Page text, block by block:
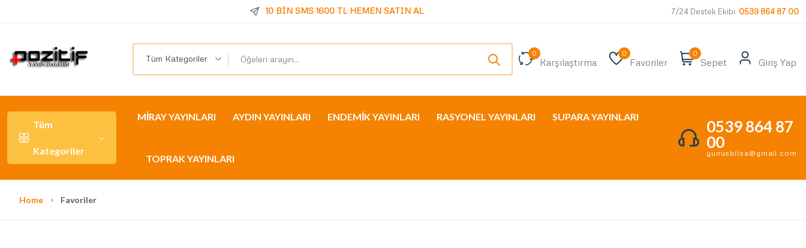
10 BİN SMS 1600 TL HEMEN SATIN AL 7/24 Destek Ekibi 0539 864 87 00
Tüm Kategoriler
0
Karşılaştırma
0
Favoriler
0
Sepet Giriş Yap
Tüm
Kategoriler
MİRAY YAYINLARI AYDIN YAYINLARI ENDEMİK YAYINLARI RASYONEL YAYINLARI SUPARA YAYINLARI
TOPRAK YAYINLARI
0539 864 87
00
yunusbilsa@gmail.com
Home Favoriler